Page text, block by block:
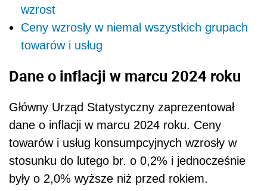
wzrost
Ceny wzrosły w niemal wszystkich grupach
towarów i usług
Dane o inflacji w marcu 2024 roku
Główny Urząd Statystyczny zaprezentował
dane o inflacji w marcu 2024 roku. Ceny
towarów i usług konsumpcyjnych wzrosły w
stosunku do lutego br. o 0,2% i jednocześnie
były o 2,0% wyższe niż przed rokiem.